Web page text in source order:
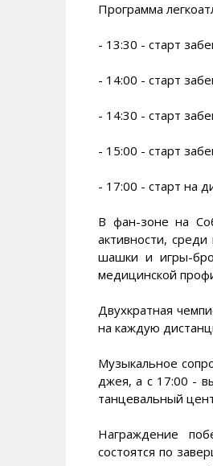
Программа
- 13:30 - старт
- 14:00 - старт
- 14:30 - старт
- 15:00 - старт
- 17:00 - старт на
В фан-зоне на
активности,
шашки и игры-
медицинской
Двухкратная
на каждую
Музыкальное
джея, а с 17:00 -
танцевальный
Награждение
состоятся по